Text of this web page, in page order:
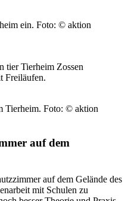
ein. Foto: © aktion
tier Tierheim Zossen
Freiläufen.
Tierheim. Foto: © aktion
auf dem
auf dem Gelände des
mit Schulen zu